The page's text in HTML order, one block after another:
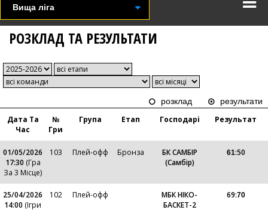
Вища лiга
РОЗКЛАД ТА РЕЗУЛЬТАТИ
розклад результати
Дата Та
Час
№
Гри
Група Етап Господарі Результат
01/05/2026
17:30 (Гра
За 3 Місце)
103 Плей-офф Бронза
БК САМБІР
(Самбір)
61:50
25/04/2026
14:00 (ігри
102 Плей-офф
МБК НІКО-
БАСКЕТ-2
69:70